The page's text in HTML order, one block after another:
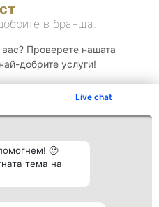
Live chat
🙂
тема на
в бранша.
Проверете нашата
добрите услуги!